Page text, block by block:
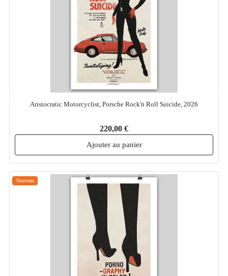
Aristocratic Motorcyclist, Porsche Rock'n Roll Suicide, 2026
220,00 €
Ajouter au panier
Nouveau